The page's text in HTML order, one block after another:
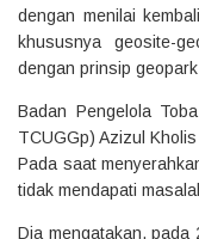
dengan menilai
khususnya geosite-
dengan prinsip
Badan Pengelola
TCUGGp) Azizul
Pada saat
tidak mendapati
Dia mengatakan, pada